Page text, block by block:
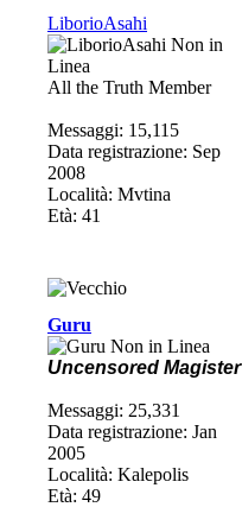
LiborioAsahi
All the Truth Member
Messaggi: 15,115
Data registrazione: Sep
2008
Località: Mvtina
Età: 41
Guru
Uncensored Magister
Messaggi: 25,331
Data registrazione: Jan
2005
Località: Kalepolis
Età: 49